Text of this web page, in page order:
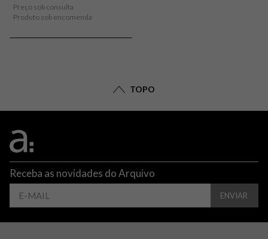
Preço sob consulta
Produto sob encomenda
TOPO
Receba as novidades do Arquivo
ENVIAR